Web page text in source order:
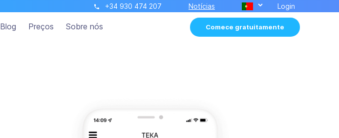
+34 930 474 207 Notícias Login
Blog Preços Sobre nós Comece gratuitamente